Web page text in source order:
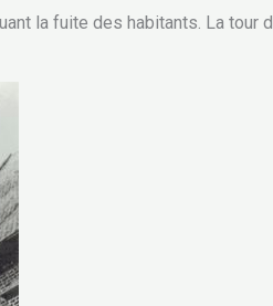
la fuite des habitants. La tour